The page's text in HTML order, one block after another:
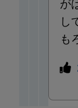
が
し
も